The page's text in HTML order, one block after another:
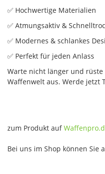
✅ Hochwertige Materialien
✅ Atmungsaktiv &
✅ Modernes & schlankes
✅ Perfekt für jeden Anlass
Warte nicht länger und
Waffenwelt aus. Werde jetzt
zum Produkt auf
Bei uns im Shop können Sie